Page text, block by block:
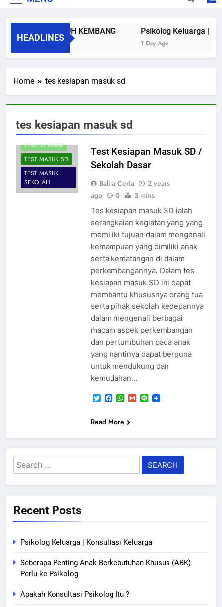
HEADLINES
KLINIK TUMBUH KEMBANG
9 Years Ago
Psikolog Keluarga |
1 Day Ago
Home tes kesiapan masuk sd
tes kesiapan masuk sd
KEMATANGAN
TES MASUK
SEKOLAH
TEST BAKAT
ANAK
TEST IQ ANAK
TEST MASUK SD
TEST MASUK
SEKOLAH
Test Kesiapan Masuk SD /
Sekolah Dasar
Balita Ceria
2 years
ago
0 3 mins
Tes kesiapan masuk SD ialah
serangkaian kegiatan yang yang
memiliki tujuan dalam mengenali
kemampuan yang dimiliki anak
serta kematangan di dalam
perkembangannya. Dalam tes
kesiapan masuk SD ini dapat
membantu khususnya orang tua
serta pihak sekolah kedepannya
dalam mengenali berbagai
macam aspek perkembangan
dan pertumbuhan pada anak
yang nantinya dapat berguna
untuk mendukung dan
kemudahan…
TwitterFacebook
WhatsApp
Gmail
Line
Read More
Search
for:
Recent Posts
Psikolog Keluarga | Konsultasi Keluarga
Seberapa Penting Anak Berkebutuhan Khusus (ABK)
Perlu ke Psikolog
Apakah Konsultasi Psikolog Itu ?